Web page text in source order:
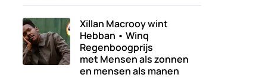
Xillan Macrooy wint
Hebban • Winq
Regenboogprijs
met Mensen als zonnen
en mensen als manen